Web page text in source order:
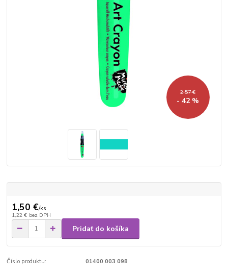
2,57 €
- 42 %
1,50 €/ks
1,22 € bez DPH
Pridať do košíka
Číslo produktu: 01400 003 098